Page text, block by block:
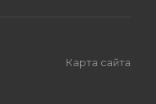
Карта сайта